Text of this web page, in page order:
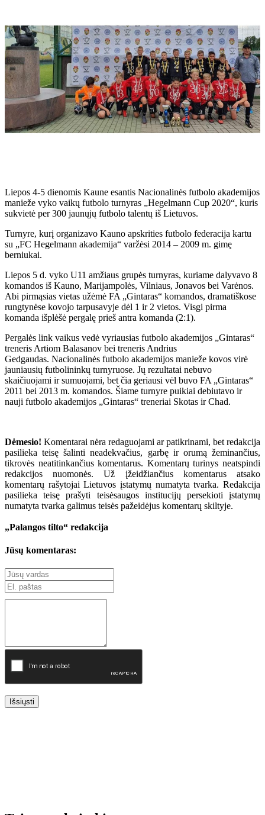
Liepos 4-5 dienomis Kaune esantis Nacionalinės futbolo akademijos
manieže vyko vaikų futbolo turnyras „Hegelmann Cup 2020“, kuris
sukvietė per 300 jaunųjų futbolo talentų iš Lietuvos.
Turnyre, kurį organizavo Kauno apskrities futbolo federacija kartu
su „FC Hegelmann akademija“ varžėsi 2014 – 2009 m. gimę
berniukai.
Liepos 5 d. vyko U11 amžiaus grupės turnyras, kuriame dalyvavo 8
komandos iš Kauno, Marijampolės, Vilniaus, Jonavos bei Varėnos.
Abi pirmąsias vietas užėmė FA „Gintaras“ komandos, dramatiškose
rungtynėse kovojo tarpusavyje dėl 1 ir 2 vietos. Visgi pirma
komanda išplėšė pergalę prieš antra komanda (2:1).
Pergalės link vaikus vedė vyriausias futbolo akademijos „Gintaras“
treneris Artiom Balasanov bei treneris Andrius
Gedgaudas. Nacionalinės futbolo akademijos manieže kovos virė
jauniausių futbolininkų turnyruose. Jų rezultatai nebuvo
skaičiuojami ir sumuojami, bet čia geriausi vėl buvo FA „Gintaras“
2011 bei 2013 m. komandos. Šiame turnyre puikiai debiutavo ir
nauji futbolo akademijos „Gintaras“ treneriai Skotas ir Chad.
Dėmesio! Komentarai nėra redaguojami ar patikrinami, bet redakcija
pasilieka teisę šalinti neadekvačius, garbę ir orumą žeminančius,
tikrovės neatitinkančius komentarus. Komentarų turinys neatspindi
redakcijos nuomonės. Už įžeidžiančius komentarus atsako
komentarų rašytojai Lietuvos įstatymų numatyta tvarka. Redakcija
pasilieka teisę prašyti teisėsaugos institucijų persekioti įstatymų
numatyta tvarka galimus teisės pažeidėjus komentarų skiltyje.
„Palangos tilto“ redakcija
Jūsų komentaras:
Išsiųsti